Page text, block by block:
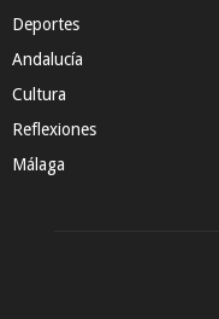
Deportes
Andalucía
Cultura
Reflexiones
Málaga